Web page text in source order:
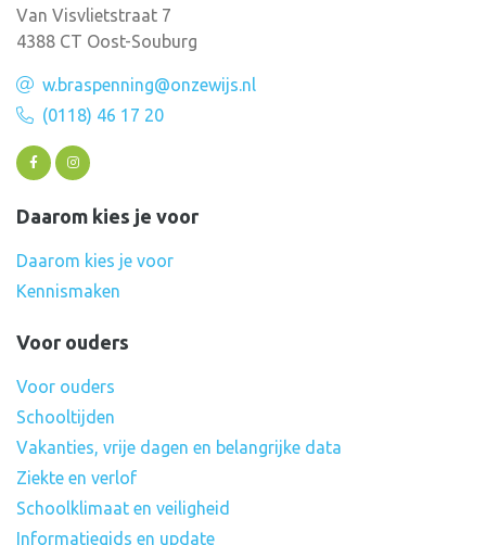
Van Visvlietstraat 7
4388 CT Oost-Souburg
w.braspenning@onzewijs.nl
(0118) 46 17 20
Daarom kies je voor
Daarom kies je voor
Kennismaken
Voor ouders
Voor ouders
Schooltijden
Vakanties, vrije dagen en belangrijke data
Ziekte en verlof
Schoolklimaat en veiligheid
Informatiegids en update